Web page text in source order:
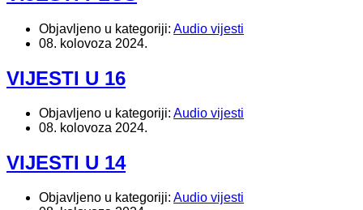
Objavljeno u kategoriji: Audio vijesti
08. kolovoza 2024.
VIJESTI U 16
Objavljeno u kategoriji: Audio vijesti
08. kolovoza 2024.
VIJESTI U 14
Objavljeno u kategoriji: Audio vijesti